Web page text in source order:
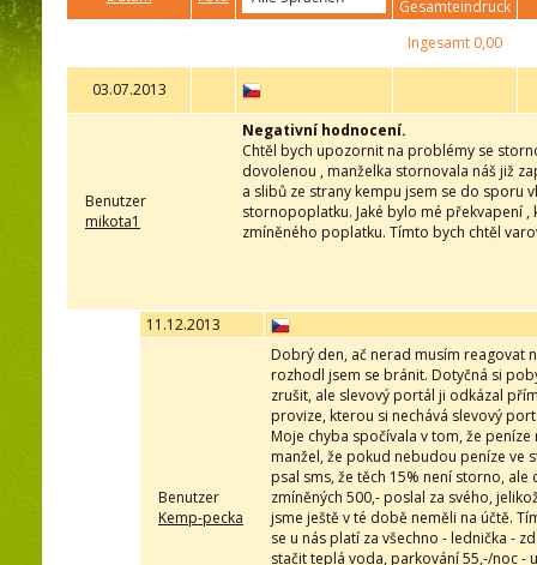
Gesamteindruck
Ingesamt 0,00
03.07.2013
Benutzer
mikota1
Negativní hodnocení.
Chtěl bych upozornit na problémy se
dovolenou , manželka stornovala náš již
a slibů ze strany kempu jsem se do sporu
stornopoplatku. Jaké bylo mé překvapení
zmíněného poplatku. Tímto bych chtěl
11.12.2013
Benutzer
Kemp-pecka
Dobrý den, ač nerad musím reagovat
rozhodl jsem se bránit. Dotyčná si
zrušit, ale slevový portál ji odkázal
provize, kterou si nechává slevový
Moje chyba spočívala v tom, že
manžel, že pokud nebudou peníze ve
psal sms, že těch 15% není storno,
zmíněných 500,- poslal za svého,
jsme ještě v té době neměli na účtě.
se u nás platí za všechno - lednička -
stačit teplá voda, parkování 55,-/noc -